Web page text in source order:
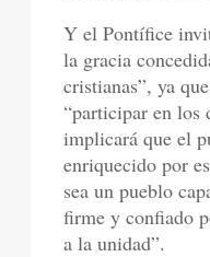
Y el Pontífice
la gracia
cristianas”, ya
“participar en los
implicará que el
enriquecido por
sea un pueblo
firme y confiado
a la unidad”.